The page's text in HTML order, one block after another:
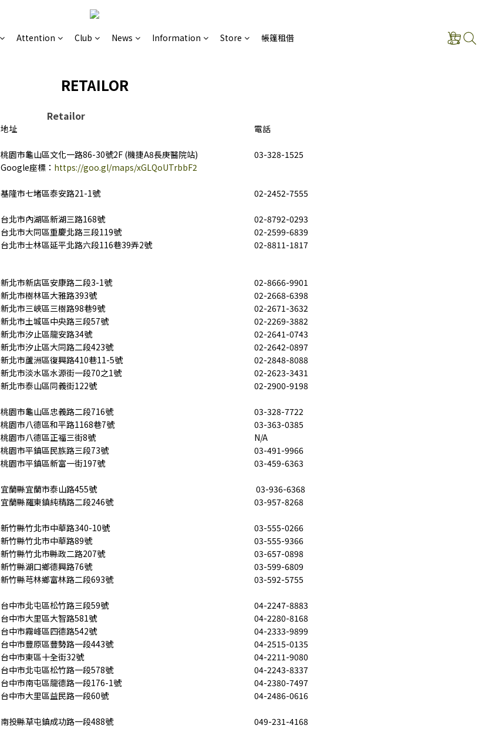
Attention Club News Information Store 帳篷租借
RETAILOR
Retailor
地址
電話
桃園市龜山區文化一路86-30號2F (機捷A8長庚醫院站)
03-328-1525
Google座標： https://goo.gl/maps/xGLQoUTrbbF2
基隆市七堵區泰安路21-1號
02-2452-7555
台北市內湖區新湖三路168號
02-8792-0293
台北市大同區重慶北路三段119號
02-2599-6839
台北市士林區延平北路六段116巷39弄2號
02-8811-1817
新北市新店區安康路二段3-1號
02-8666-9901
新北市樹林區大雅路393號
02-2668-6398
新北市三峽區三樹路98巷9號
02-2671-3632
新北市土城區中央路三段57號
02-2269-3882
新北市汐止區龍安路34號
02-2641-0743
新北市汐止區大同路二段423號
02-2642-0897
新北市蘆洲區復興路410巷11-5號
02-2848-8088
新北市淡水區水源街一段70之1號
02-2623-3431
新北市泰山區同義街122號
02-2900-9198
桃園市龜山區忠義路二段716號
03-328-7722
桃園市八德區和平路1168巷7號
03-363-0385
桃園市八德區正福三街8號
N/A
桃園市平鎮區民族路三段73號
03-491-9966
桃園市平鎮區新富一街197號
03-459-6363
宜蘭縣宜蘭市泰山路455號
03-936-6368
宜蘭縣羅東鎮純精路二段246號
03-957-8268
新竹縣竹北市中華路340-10號
03-555-0266
新竹縣竹北市中華路89號
03-555-9366
新竹縣竹北市縣政二路207號
03-657-0898
新竹縣湖口鄉德興路76號
03-599-6809
新竹縣芎林鄉富林路二段693號
03-592-5755
台中市北屯區松竹路三段59號
04-2247-8883
台中市大里區大智路581號
04-2280-8168
台中市霧峰區四德路542號
04-2333-9899
台中市豐原區豐勢路一段443號
04-2515-0135
台中市東區十全街32號
04-2211-9080
台中市北屯區松竹路一段578號
04-2243-8337
台中市南屯區龍德路一段176-1號
04-2380-7497
台中市大里區益民路一段60號
04-2486-0616
南投縣草屯鎮成功路一段488號
049-231-4168